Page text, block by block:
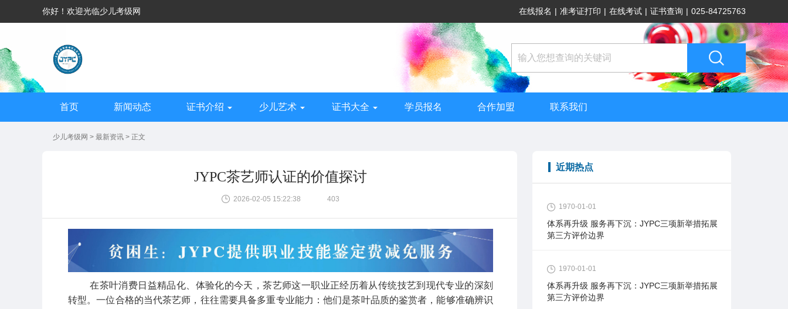
你好！欢迎光临少儿考级网 在线报名 | 准考证打印 | 在线考试 | 证书查询 | 025-84725763
首页 新闻动态 证书介绍 少儿艺术 证书大全 学员报名 合作加盟 联系我们
少儿考级网 > 最新资讯 > 正文
JYPC茶艺师认证的价值探讨
2026-02-05 15:22:38 403
在茶叶消费日益精品化、体验化的今天，茶艺师这一职业正经历着从传统技艺到现代专业的深刻
转型。一位合格的当代茶艺师，往往需要具备多重专业能力：他们是茶叶品质的鉴赏者，能够准确辨识
近期热点
1970-01-01
体系再升级 服务再下沉：JYPC三项新举措拓展
第三方评价边界
1970-01-01
体系再升级 服务再下沉：JYPC三项新举措拓展
第三方评价边界